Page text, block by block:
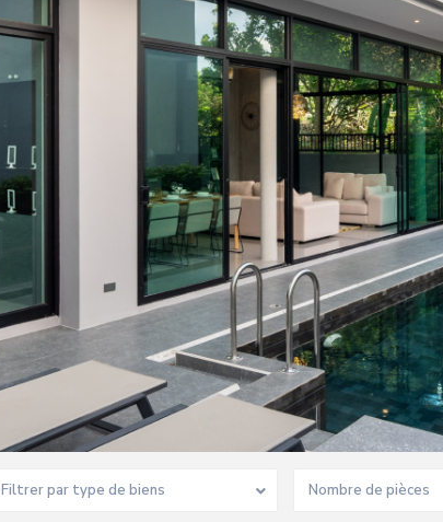
Filtrer par type de biens Nombre de pièces